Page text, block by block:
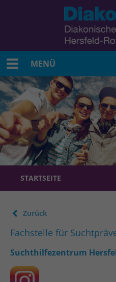
MENÜ
STARTSEITE
Zurück
Fachstelle für
Suchthilfezentrum